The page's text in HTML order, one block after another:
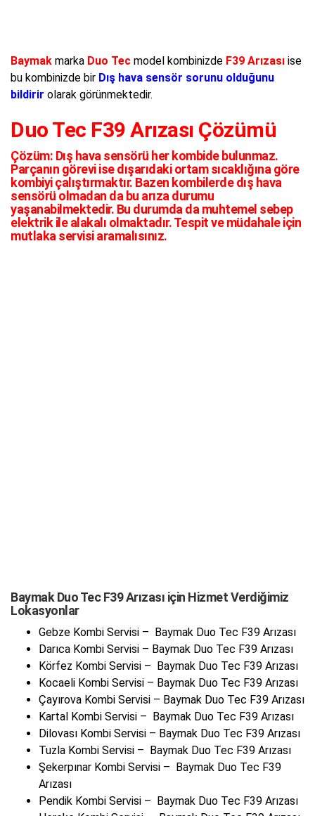
Baymak marka Duo Tec model kombinizde F39 Arızası ise
bu kombinizde bir Dış hava sensör sorunu olduğunu
bildirir olarak görünmektedir.
Duo Tec F39 Arızası Çözümü
Çözüm: Dış hava sensörü her kombide bulunmaz.
Parçanın görevi ise dışarıdaki ortam sıcaklığına göre
kombiyi çalıştırmaktır. Bazen kombilerde dış hava
sensörü olmadan da bu arıza durumu
yaşanabilmektedir. Bu durumda da muhtemel sebep
elektrik ile alakalı olmaktadır. Tespit ve müdahale için
mutlaka servisi aramalısınız.
Baymak Duo Tec F39 Arızası için Hizmet Verdiğimiz
Lokasyonlar
Gebze Kombi Servisi – Baymak Duo Tec F39 Arızası
Darıca Kombi Servisi – Baymak Duo Tec F39 Arızası
Körfez Kombi Servisi – Baymak Duo Tec F39 Arızası
Kocaeli Kombi Servisi – Baymak Duo Tec F39 Arızası
Çayırova Kombi Servisi – Baymak Duo Tec F39 Arızası
Kartal Kombi Servisi – Baymak Duo Tec F39 Arızası
Dilovası Kombi Servisi – Baymak Duo Tec F39 Arızası
Tuzla Kombi Servisi – Baymak Duo Tec F39 Arızası
Şekerpınar Kombi Servisi – Baymak Duo Tec F39
Arızası
Pendik Kombi Servisi – Baymak Duo Tec F39 Arızası